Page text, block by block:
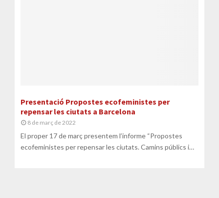
Presentació Propostes ecofeministes per
repensar les ciutats a Barcelona
8 de març de 2022
El proper 17 de març presentem l’informe “Propostes
ecofeministes per repensar les ciutats. Camins públics i